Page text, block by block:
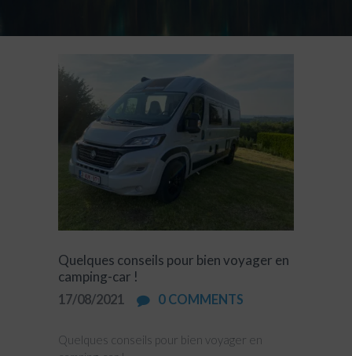
Quelques conseils pour bien voyager en
camping-car !
17/08/2021 0 COMMENTS
Quelques conseils pour bien voyager en